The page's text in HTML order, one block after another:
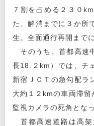
７割を占める２３０
た、解消までに３か所
生。全面通行再開まで
そのうち、首都高速
長18.２km）では、チ
新宿ＪＣＴの急勾配ラ
大約１２kmの車両滞
監視カメラの死角とな
首都高速道路は高架